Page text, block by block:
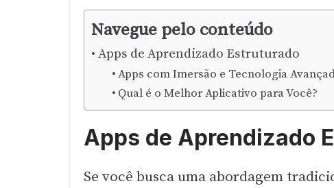
Navegue pelo conteúdo
Apps de Aprendizado Estruturado
Apps com Imersão e Tecnologia
Qual é o Melhor Aplicativo para Você?
Apps de Aprendizado
Se você busca uma abordagem